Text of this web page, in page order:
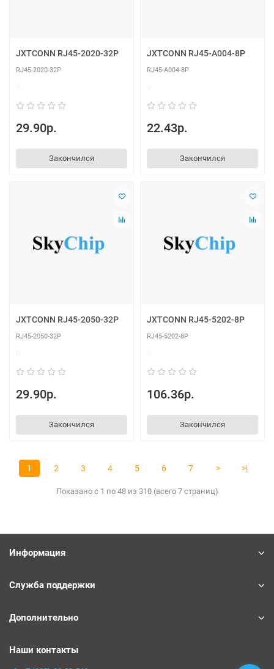
JXTCONN RJ45-2020-32P
RJ45-2020-32P
29.90р.
Закончился
JXTCONN RJ45-A004-8P
RJ45-A004-8P
22.43р.
Закончился
JXTCONN RJ45-2050-32P
RJ45-2050-32P
29.90р.
Закончился
JXTCONN RJ45-5202-8P
RJ45-5202-8P
106.36р.
Закончился
1 2 3 4 5 6 7 > >|
Показано с 1 по 48 из 310 (всего 7 страниц)
Информация
Служба поддержки
Дополнительно
Наши контакты